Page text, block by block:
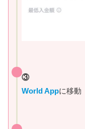
③
WorldAppに移動